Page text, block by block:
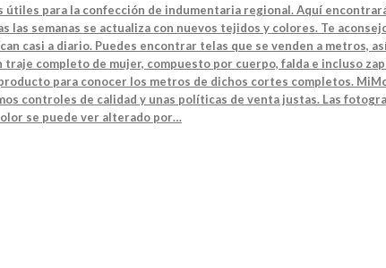
para la confección de indumentaria regional. Aquí
semanas se actualiza con nuevos tejidos y colores. Te
casi a diario. Puedes encontrar telas que se venden a metros,
completo de mujer, compuesto por cuerpo, falda e incluso
para conocer los metros de dichos cortes completos.
controles de calidad y unas políticas de venta justas. Las
se puede ver alterado por…